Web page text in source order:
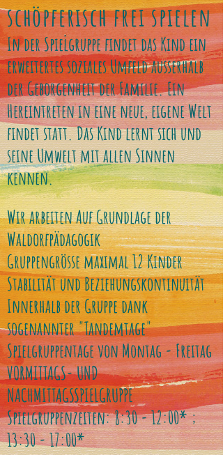
schöpferisch frei spielen
In der Spielgruppe findet das Kind ein
erweitertes soziales Umfeld ausserhalb
der Geborgenheit der Familie. Ein
Hereintreten in eine neue, eigene Welt
findet statt. Das Kind lernt sich und
seine Umwelt mit allen Sinnen
kennen.
Wir arbeiten Auf Grundlage der
Waldorfpädagogik
Gruppengrösse maximal 12 Kinder
Stabilität und Beziehungskontinuität
Innerhalb der Gruppe dank
sogenannter "Tandemtage"
Spielgruppentage von Montag - Freitag
VORMITTAGS- UND
NACHMITTAGSSPIELGRUPPE
Spielgruppenzeiten: 8:30 - 12:00* ;
13:30 - 17:00*